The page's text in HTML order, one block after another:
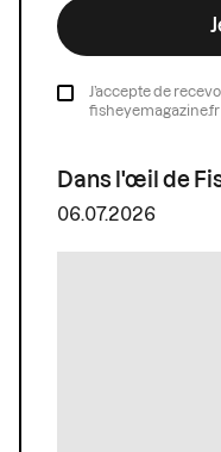
J’accepte de
fisheyemagazine.fr
Dans l'œil de
06.07.2026